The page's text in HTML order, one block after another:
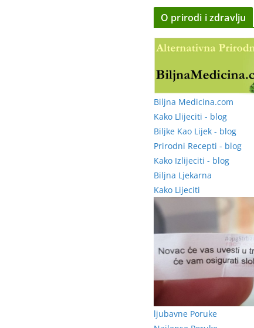
O prirodi i zdravlju
Biljna Medicina.com
Kako Llijeciti - blog
Biljke Kao Lijek - blog
Prirodni Recepti - blog
Kako Izlijeciti - blog
Biljna Ljekarna
Kako Lijeciti
ljubavne Poruke